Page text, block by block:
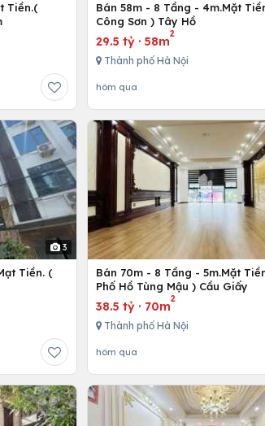
Tiền.(
Bán 58m - 8 Tầng - 4m.Mặt
Công Sơn ) Tây Hồ
29.5 tỷ· 58m
2
Thành phố Hà Nội
hôm qua
3
Tiền. (
Bán 70m - 8 Tầng - 5m.Mặt
Phố Hồ Tùng Mậu ) Cầu Giấy
38.5 tỷ· 70m
2
Thành phố Hà Nội
hôm qua